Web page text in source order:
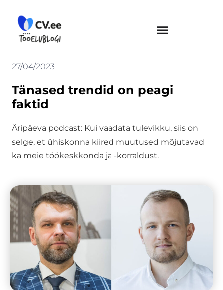
content
27/04/2023
Tänased trendid on peagi
faktid
Äripäeva podcast: Kui vaadata tulevikku, siis on
selge, et ühiskonna kiired muutused mõjutavad
ka meie töökeskkonda ja -korraldust.